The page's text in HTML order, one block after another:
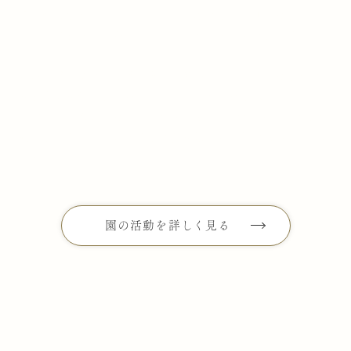
園の活動を詳しく見る